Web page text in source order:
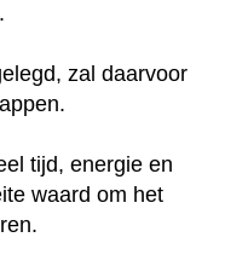
zal daarvoor
tijd, energie en
waard om het